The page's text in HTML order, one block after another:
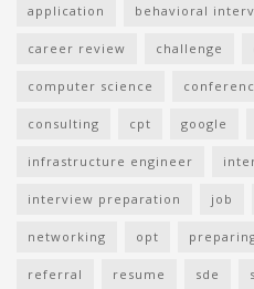
application behavioral
career review challenge
computer science
consulting cpt google
infrastructure engineer
interview preparation job
networking opt
referral resume sde